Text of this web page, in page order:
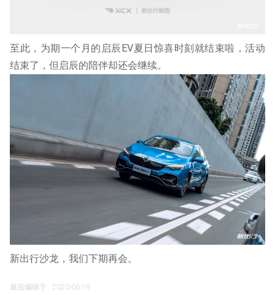
至此，为期一个月的启辰EV夏日惊喜时刻就结束啦，活动
结束了，但启辰的陪伴却还会继续。
新出行沙龙，我们下期再会。
最后编辑于 · 2020-06-19